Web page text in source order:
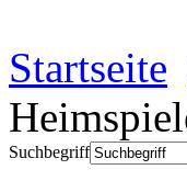
Startseite
Suchbegriff